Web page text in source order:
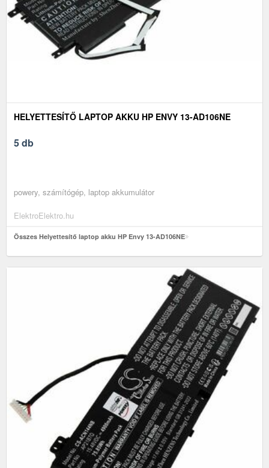
HELYETTESÍTŐ LAPTOP AKKU HP ENVY 13-AD106NE
5 db
powery, számítógép, laptop akkumulátor
ElektroElektro.hu
Összes Helyettesítő laptop akku HP Envy 13-AD106NE